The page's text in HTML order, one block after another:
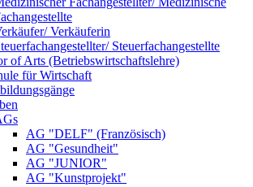
Verkäuferin
Steuerfachangestellte
of Arts (Betriebswirtschaftslehre)
für Wirtschaft
AG "DELF" (Französisch)
AG "Gesundheit"
AG "JUNIOR"
AG "Kunstprojekt"